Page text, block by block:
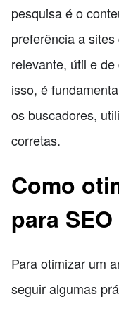
pesquisa é o
preferência a
relevante, útil e
isso, é
os buscadores,
corretas.
Como
para SEO
Para otimizar um
seguir algumas